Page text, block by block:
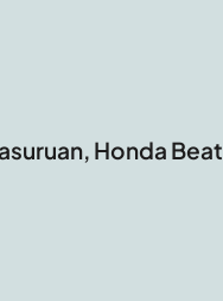
Honda Beat